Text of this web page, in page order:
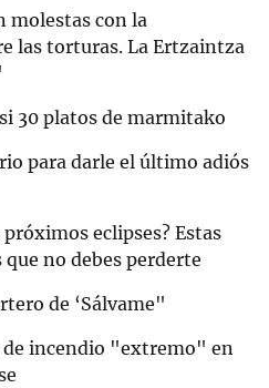
molestas con la
las torturas. La Ertzaintza
30 platos de marmitako
para darle el último adiós
eclipses? Estas
no debes perderte
de ‘Sálvame"
incendio "extremo" en